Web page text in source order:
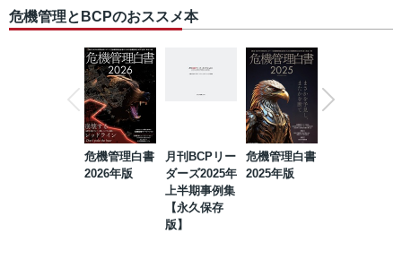
危機管理とBCPのおススメ本
危機管理白書
2026年版
月刊BCPリー
ダーズ2025年
上半期事例集
【永久保存
版】
危機管理白書
2025年版